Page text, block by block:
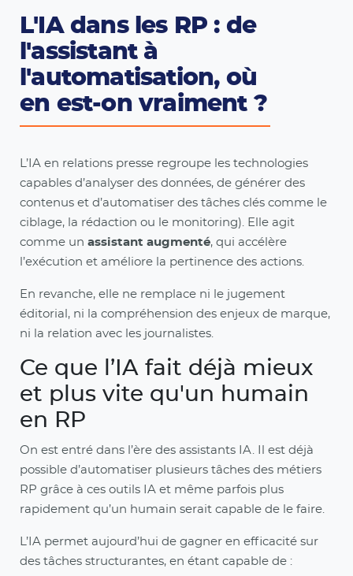
L'IA dans les RP : de
l'assistant à
l'automatisation, où
en est-on vraiment ?
L’IA en relations presse regroupe les technologies
capables d’analyser des données, de générer des
contenus et d’automatiser des tâches clés comme le
ciblage, la rédaction ou le monitoring). Elle agit
comme un assistant augmenté, qui accélère
l’exécution et améliore la pertinence des actions.
En revanche, elle ne remplace ni le jugement
éditorial, ni la compréhension des enjeux de marque,
ni la relation avec les journalistes.
Ce que l’IA fait déjà mieux
et plus vite qu'un humain
en RP
On est entré dans l’ère des assistants IA. Il est déjà
possible d’automatiser plusieurs tâches des métiers
RP grâce à ces outils IA et même parfois plus
rapidement qu’un humain serait capable de le faire.
L’IA permet aujourd’hui de gagner en efficacité sur
des tâches structurantes, en étant capable de :